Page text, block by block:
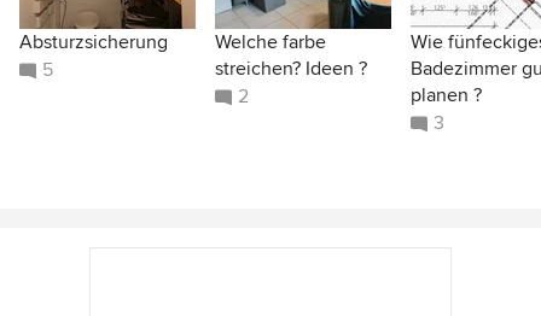
Absturzsicherung
5
Welche farbe
streichen? Ideen ?
2
Wie
Badezimmer
planen ?
3